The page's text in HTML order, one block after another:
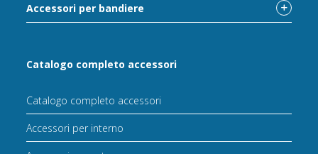
Accessori per bandiere
Catalogo completo accessori
Catalogo completo accessori
Accessori per interno